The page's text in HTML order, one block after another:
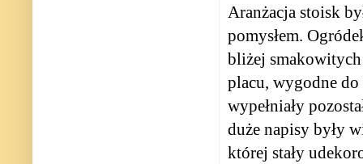
Aranżacja stoisk
pomysłem.
bliżej
placu, wygodne
wypełniały
duże napisy były
której stały